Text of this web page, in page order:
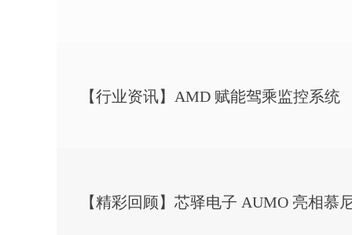
【行业资讯】AMD 赋能驾乘监控系统
【精彩回顾】芯驿电子 AUMO 亮相